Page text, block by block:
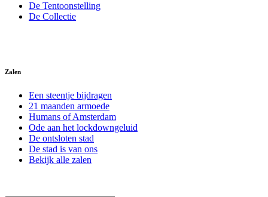
De Tentoonstelling
De Collectie
Zalen
Een steentje bijdragen
21 maanden armoede
Humans of Amsterdam
Ode aan het lockdowngeluid
De ontsloten stad
De stad is van ons
Bekijk alle zalen